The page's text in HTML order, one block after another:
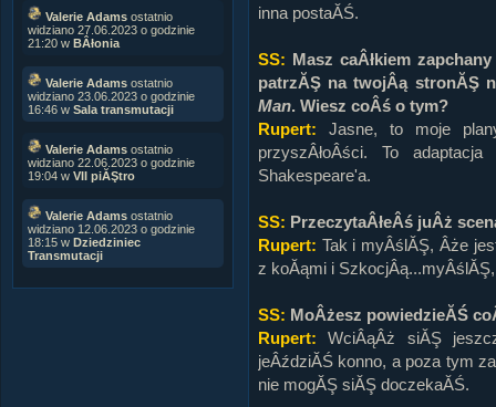
Valerie Adams ostatnio
widziano 27.06.2023 o godzinie
21:20 w BÂłonia
Valerie Adams ostatnio
widziano 23.06.2023 o godzinie
16:46 w Sala transmutacji
Valerie Adams ostatnio
widziano 22.06.2023 o godzinie
19:04 w VII piĂŞtro
Valerie Adams ostatnio
widziano 12.06.2023 o godzinie
18:15 w Dziedziniec
Transmutacji
inna postaĂŚ.
SS: Masz caÂłkiem
patrzĂŞ na twojÂą stronĂŞ
Man. Wiesz coÂś o tym?
Rupert: Jasne, to moje
przyszÂłoÂści. To adaptacja
Shakespeare'a.
SS: PrzeczytaÂłeÂś juÂż
Rupert: Tak i myÂślĂŞ, Âże
z koĂąmi i
SS: MoÂżesz powiedzieĂŚ
Rupert: WciÂąÂż siĂŞ
jeÂździĂŚ konno, a poza tym
nie mogĂŞ siĂŞ doczekaĂŚ.